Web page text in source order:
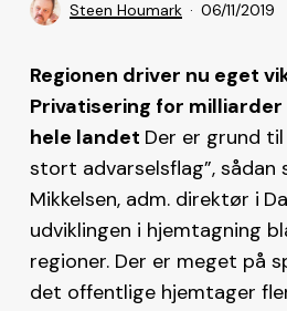
Steen Houmark 06/11/2019
Regionen driver nu eget
Privatisering for
hele landet Der er grund
stort advarselsflag”, sådan
Mikkelsen, adm. direktør i
udviklingen i hjemtagning
regioner. Der er meget på
det offentlige hjemtager